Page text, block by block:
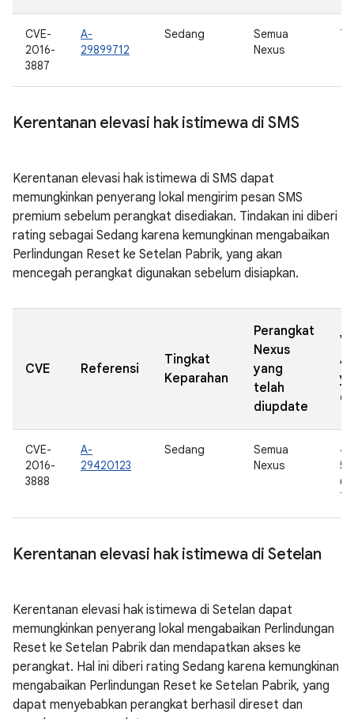
CVE-
2016-
3887
A-
29899712
Sedang
Semua
Nexus
Kerentanan elevasi hak istimewa di SMS
Kerentanan elevasi hak istimewa di SMS dapat
memungkinkan penyerang lokal mengirim pesan SMS
premium sebelum perangkat disediakan. Tindakan ini diberi
rating sebagai Sedang karena kemungkinan mengabaikan
Perlindungan Reset ke Setelan Pabrik, yang akan
mencegah perangkat digunakan sebelum disiapkan.
CVE Referensi
Tingkat
Keparahan
Perangkat
Nexus
yang
telah
diupdate
CVE-
2016-
3888
A-
29420123
Sedang
Semua
Nexus
Kerentanan elevasi hak istimewa di Setelan
Kerentanan elevasi hak istimewa di Setelan dapat
memungkinkan penyerang lokal mengabaikan Perlindungan
Reset ke Setelan Pabrik dan mendapatkan akses ke
perangkat. Hal ini diberi rating Sedang karena kemungkinan
mengabaikan Perlindungan Reset ke Setelan Pabrik, yang
dapat menyebabkan perangkat berhasil direset dan